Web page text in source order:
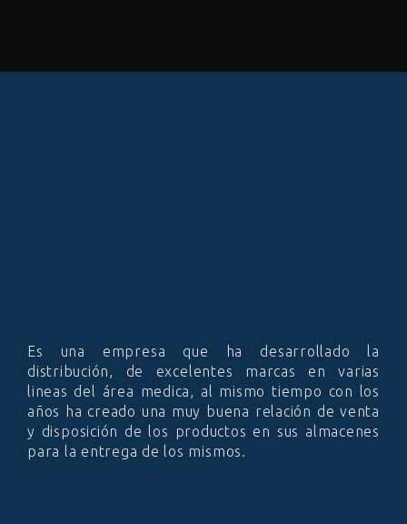
Es una empresa que ha desarrollado la
distribución, de excelentes marcas en varias
lineas del área medica, al mismo tiempo con los
años ha creado una muy buena relación de venta
y disposición de los productos en sus almacenes
para la entrega de los mismos.